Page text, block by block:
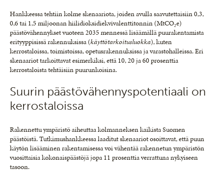
Hankkeessa tehtiin kolme skenaariota, joiden avulla saavutettaisiin 0,3,
0,6 tai 1,5 miljoonan hiilidioksidiekvivalenttitonnin (MtCO₂e)
päästövähennykset vuoteen 2035 mennessä lisäämällä puurakentamista
erityyppisissä rakennuksissa (käyttötarkoitusluokka), kuten
kerrostaloissa, toimistoissa, opetusrakennuksissa ja varastohalleissa. Eri
skenaariot tarkoittavat esimerkiksi, että 10, 20 ja 60 prosenttia
kerrostaloista tehtäisiin puurunkoisina.
Suurin päästövähennyspotentiaali on
kerrostaloissa
Rakennettu ympäristö aiheuttaa kolmanneksen kaikista Suomen
päästöistä. Tutkimushankkeessa laaditut skenaariot osoittavat, että puun
käytön lisääminen rakentamisessa voi vähentää rakennetun ympäristön
vuosittaisia kokonaispäästöjä jopa 11 prosenttia verrattuna nykyiseen
tasoon.